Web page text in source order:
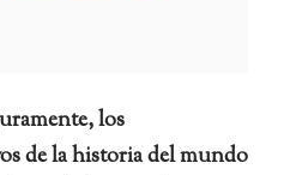
los
de la historia del mundo